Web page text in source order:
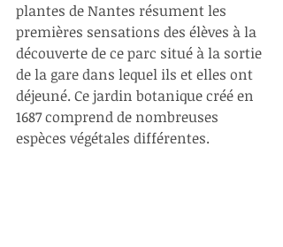
plantes de Nantes résument les
premières sensations des élèves à la
découverte de ce parc situé à la sortie
de la gare dans lequel ils et elles ont
déjeuné. Ce jardin botanique créé en
1687 comprend de nombreuses
espèces végétales différentes.